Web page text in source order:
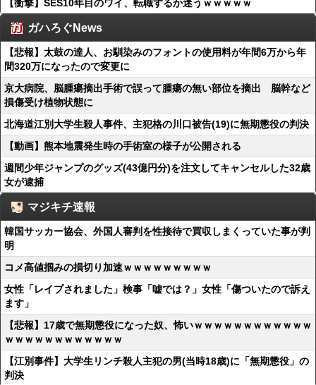
【衝撃】SES10年目のワイ、転職するか迷うｗｗｗｗｗ
ガハろぐNews
【悲報】太鼓の達人、お馴染みのフォントの使用料が年間6万から年
間320万になったので変更に
京大病院、脳腫瘍摘出手術で誤って腫瘍の無い部位を摘出 脳幹など
損傷受け植物状態に
北海道江別大学生殺人事件、主犯格の川口被告(19)に無期懲役の判決
【動画】熊本地震発生時の手術室の様子が公開される
週間少年ジャンプのグッズ(43億円分)を注文してキャンセルした32歳
女が逮捕
マジキチ速報
韓国サッカー協会、外国人審判を性接待で買収しまくっていた事が判
明
コメ高値掴みの損切り加速ｗｗｗｗｗｗｗｗｗ
女性「レイプされました」検事「嘘では？」女性「傷ついたので訴え
ます」
【悲報】17歳で無期懲役になった奴、怖いｗｗｗｗｗｗｗｗｗｗｗｗ
ｗｗｗｗｗｗｗｗｗｗｗｗ
【江別事件】大学生リンチ殺人主犯の男(当時18歳)に「無期懲役」の
判決